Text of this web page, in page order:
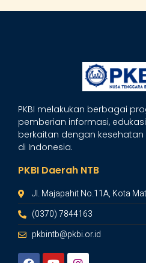
PKBI melakukan berbagai
pemberian informasi,
berkaitan dengan
di Indonesia.
PKBI Daerah NTB
Jl. Majapahit No.11A, Kota
(0370) 7844163
pkbintb@pkbi.or.id